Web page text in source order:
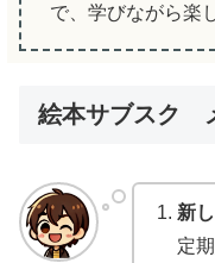
で、学びながら楽
絵本サブスク
新
定